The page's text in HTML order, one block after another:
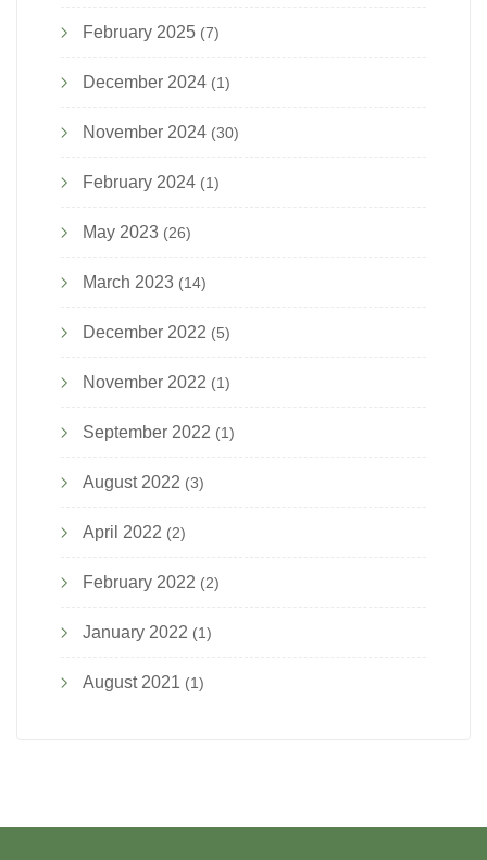
February 2025 (7)
December 2024 (1)
November 2024 (30)
February 2024 (1)
May 2023 (26)
March 2023 (14)
December 2022 (5)
November 2022 (1)
September 2022 (1)
August 2022 (3)
April 2022 (2)
February 2022 (2)
January 2022 (1)
August 2021 (1)